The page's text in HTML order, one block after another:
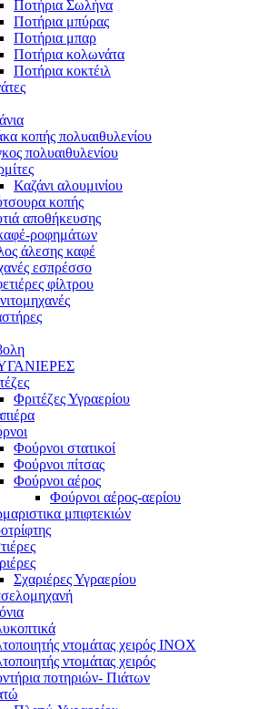
Ποτήρια Σωλήνα
Ποτήρια μπύρας
Ποτήρια μπαρ
Ποτήρια κολωνάτα
Ποτήρια κοκτέιλ
κοπής πολυαιθυλενίου
πολυαιθυλενίου
Καζάνι αλουμινίου
κοπής
αποθήκευσης
ροφημάτων
άλεσης καφέ
εσπρέσσο
φίλτρου
Φριτέζες Υγραερίου
Φούρνοι στατικοί
Φούρνοι πίτσας
Φούρνοι αέρος
Φούρνοι αέρος-αερίου
μπιφτεκιών
Σχαριέρες Υγραερίου
ντομάτας χειρός ΙΝΟΧ
ντομάτας χειρός
ποτηριών- Πιάτων